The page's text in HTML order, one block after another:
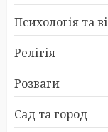
Психологія та
Релігія
Розваги
Сад та город